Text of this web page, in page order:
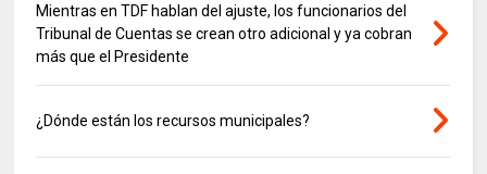
Mientras en TDF hablan del ajuste, los funcionarios del
Tribunal de Cuentas se crean otro adicional y ya cobran
más que el Presidente
¿Dónde están los recursos municipales?